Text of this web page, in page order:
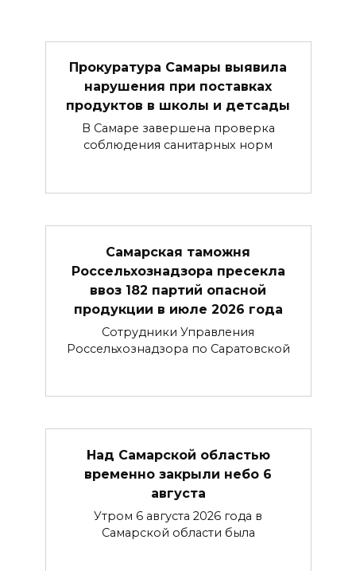
Прокуратура Самары выявила
нарушения при поставках
продуктов в школы и детсады
В Самаре завершена проверка
соблюдения санитарных норм
Самарская таможня
Россельхознадзора пресекла
ввоз 182 партий опасной
продукции в июле 2026 года
Сотрудники Управления
Россельхознадзора по Саратовской
Над Самарской областью
временно закрыли небо 6
августа
Утром 6 августа 2026 года в
Самарской области была